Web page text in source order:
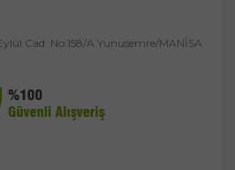
Cad. No:158/A Yunusemre/MANİSA